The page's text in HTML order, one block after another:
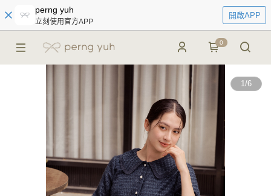
perng yuh
立刻使用官方APP
開啟APP
0
1/6